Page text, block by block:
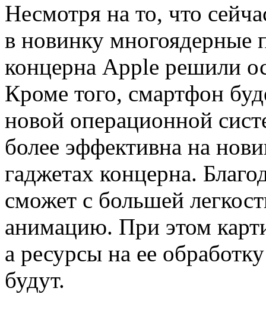
Несмотря на то, что
в новинку многоядерные
концерна Apple решили
Кроме того, смартфон
новой операционной
более эффективна на
гаджетах концерна.
сможет с большей
анимацию. При этом
а ресурсы на ее
будут.